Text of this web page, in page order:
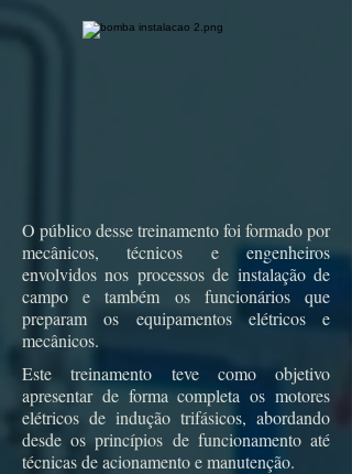
O público desse treinamento foi formado por
mecânicos, técnicos e engenheiros
envolvidos nos processos de instalação de
campo e também os funcionários que
preparam os equipamentos elétricos e
mecânicos.
Este treinamento teve como objetivo
apresentar de forma completa os motores
elétricos de indução trifásicos, abordando
desde os princípios de funcionamento até
técnicas de acionamento e manutenção.